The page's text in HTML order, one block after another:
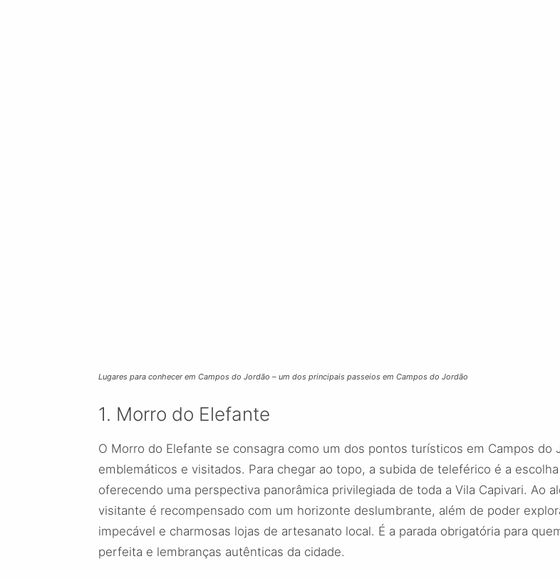
Lugares para conhecer em Campos do Jordão – um dos principais passeios em Campos do Jordão
1. Morro do Elefante
O Morro do Elefante se consagra como um dos pontos turísticos em Campos do
emblemáticos e visitados. Para chegar ao topo, a subida de teleférico é a
oferecendo uma perspectiva panorâmica privilegiada de toda a Vila Capivari. Ao
visitante é recompensado com um horizonte deslumbrante, além de poder
impecável e charmosas lojas de artesanato local. É a parada obrigatória para
perfeita e lembranças autênticas da cidade.